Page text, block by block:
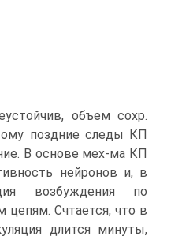
объем сохр.
поздние следы КП
В основе мех-ма КП
нейронов и, в
возбуждения по
Счтается, что в
длится минуты,